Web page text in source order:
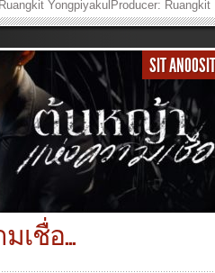
YongpiyakulProducer: Ruangkit
: Panya
Yongpiyakul, Panya
KheraphumAcoustic Guitar:
YongpiyakulDrums: Drum program,
Ananya Oumjang Music Video
Operator: Chilling MillEditor:
Sarita SuveeraStill Photo: นภดล แซ่เอีย
ครั้งพบวันที่สุขใจมีช่วงเวลาเจ็บปวดร้องไห้
ด้พบอาจมีสักวันที่จบแยกลาจากไปชีวิตคือ
อยู่ในนั้น Hook:เวลาในชีวิตที่ทรงมอบไว้
ไม่ว่าเจอสิ่งใดฉันเชื่อในความรักพระองค์
งค์เคียงข้างไปไม่เดินหลงฉันขอทรง
อาจมีเวลาที่รวมเก็บไว้มีวันที่ยอมทิ้งปล่
คำวาจาจะมีอะไรที่ดีกว่านี้คือได้ชื่นชม
SIT
เชื่อ...